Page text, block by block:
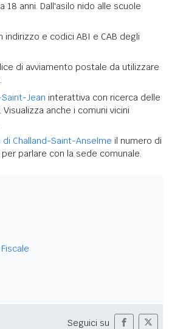
18 anni. Dall'asilo nido alle scuole
indirizzo e codici ABI e CAB degli
di avviamento postale da utilizzare
Jean interattiva con ricerca delle
anche i comuni vicini
Challand-Saint-Anselme il numero di
parlare con la sede comunale.
Seguici su